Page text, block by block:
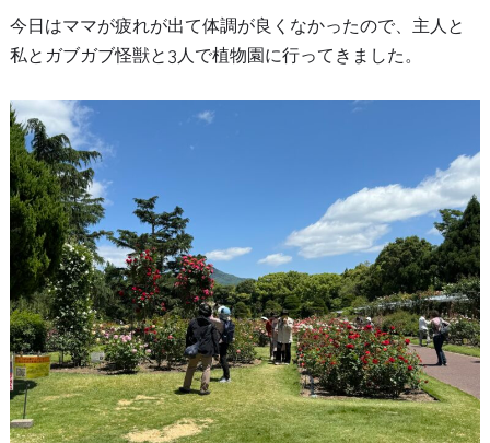
今日はママが疲れが出て体調が良くなかったので、主人と
私とガブガブ怪獣と3人で植物園に行ってきました。